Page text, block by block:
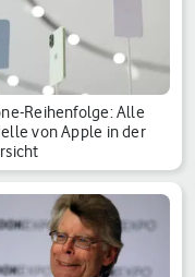
Reihenfolge: Alle
von Apple in der